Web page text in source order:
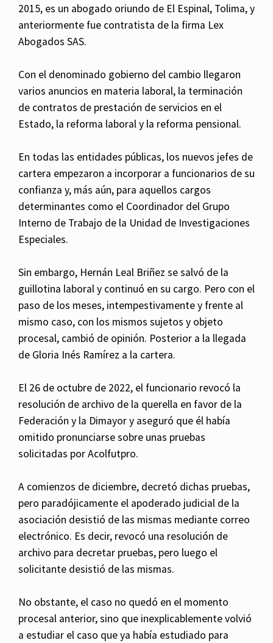
2015, es un abogado oriundo de El Espinal, Tolima, y
anteriormente fue contratista de la firma Lex
Abogados SAS.
Con el denominado gobierno del cambio llegaron
varios anuncios en materia laboral, la terminación
de contratos de prestación de servicios en el
Estado, la reforma laboral y la reforma pensional.
En todas las entidades públicas, los nuevos jefes de
cartera empezaron a incorporar a funcionarios de su
confianza y, más aún, para aquellos cargos
determinantes como el Coordinador del Grupo
Interno de Trabajo de la Unidad de Investigaciones
Especiales.
Sin embargo, Hernán Leal Briñez se salvó de la
guillotina laboral y continuó en su cargo. Pero con el
paso de los meses, intempestivamente y frente al
mismo caso, con los mismos sujetos y objeto
procesal, cambió de opinión. Posterior a la llegada
de Gloria Inés Ramírez a la cartera.
El 26 de octubre de 2022, el funcionario revocó la
resolución de archivo de la querella en favor de la
Federación y la Dimayor y aseguró que él había
omitido pronunciarse sobre unas pruebas
solicitadas por Acolfutpro.
A comienzos de diciembre, decretó dichas pruebas,
pero paradójicamente el apoderado judicial de la
asociación desistió de las mismas mediante correo
electrónico. Es decir, revocó una resolución de
archivo para decretar pruebas, pero luego el
solicitante desistió de las mismas.
No obstante, el caso no quedó en el momento
procesal anterior, sino que inexplicablemente volvió
a estudiar el caso que ya había estudiado para